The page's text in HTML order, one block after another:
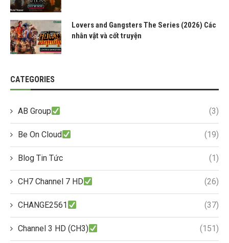
Lovers and Gangsters The Series (2026) Các
nhân vật và cốt truyện
CATEGORIES
AB Group (3)
Be On Cloud (19)
Blog Tin Tức (1)
CH7 Channel 7 HD (26)
CHANGE2561 (37)
Channel 3 HD (CH3) (151)